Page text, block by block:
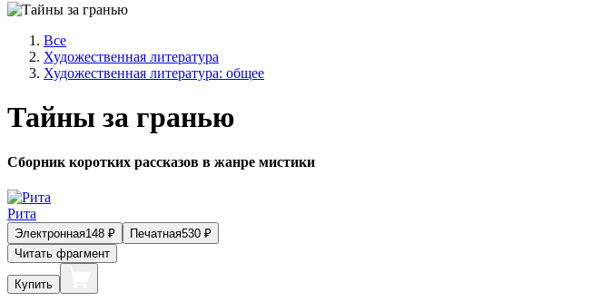
Все
Художественная литература
Художественная литература: общее
Тайны за гранью
Сборник коротких рассказов в жанре мистики
Рита
Электронная148 ₽ Печатная530 ₽
Читать фрагмент
Купить